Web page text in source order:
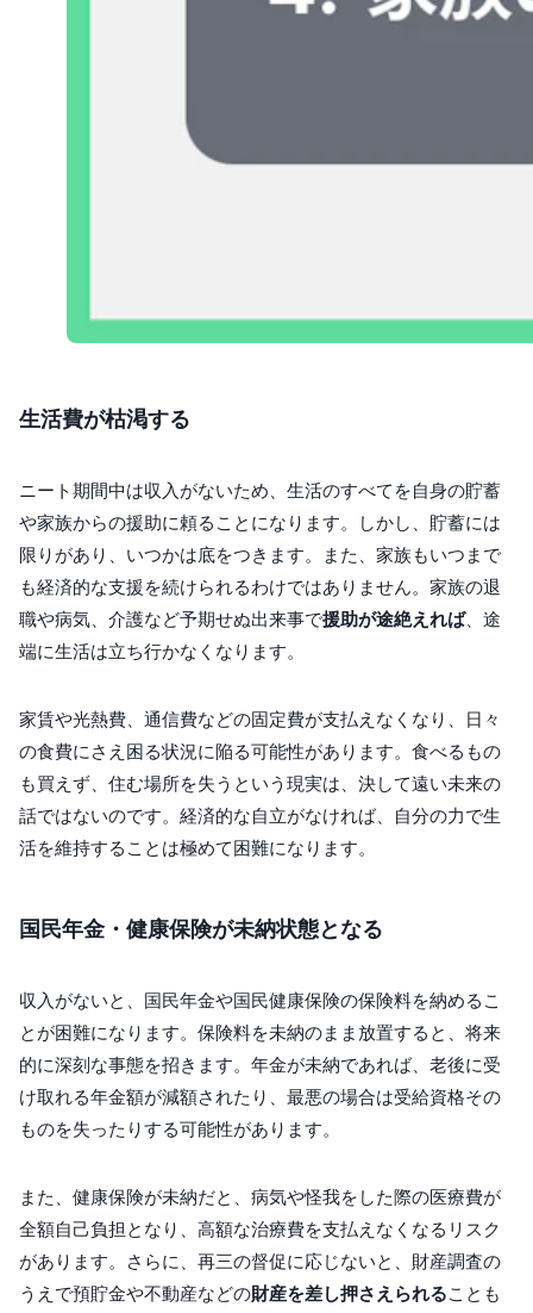
生活費が枯渇する
ニート期間中は収入がないため、生活のすべてを自身の貯蓄
や家族からの援助に頼ることになります。しかし、貯蓄には
限りがあり、いつかは底をつきます。また、家族もいつまで
も経済的な支援を続けられるわけではありません。家族の退
職や病気、介護など予期せぬ出来事で援助が途絶えれば、途
端に生活は立ち行かなくなります。
家賃や光熱費、通信費などの固定費が支払えなくなり、日々
の食費にさえ困る状況に陥る可能性があります。食べるもの
も買えず、住む場所を失うという現実は、決して遠い未来の
話ではないのです。経済的な自立がなければ、自分の力で生
活を維持することは極めて困難になります。
国民年金・健康保険が未納状態となる
収入がないと、国民年金や国民健康保険の保険料を納めるこ
とが困難になります。保険料を未納のまま放置すると、将来
的に深刻な事態を招きます。年金が未納であれば、老後に受
け取れる年金額が減額されたり、最悪の場合は受給資格その
ものを失ったりする可能性があります。
また、健康保険が未納だと、病気や怪我をした際の医療費が
全額自己負担となり、高額な治療費を支払えなくなるリスク
があります。さらに、再三の督促に応じないと、財産調査の
うえで預貯金や不動産などの財産を差し押さえられることも